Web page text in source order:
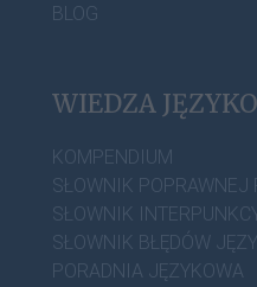
BLOG
WIEDZA
KOMPENDIUM
SŁOWNIK POPRAWNEJ
SŁOWNIK
SŁOWNIK BŁĘDÓW
PORADNIA JĘZYKOWA